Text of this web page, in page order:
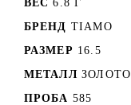
ВЕС 6.8 Г
БРЕНД TIAMO
РАЗМЕР 16.5
МЕТАЛЛ ЗОЛОТО
ПРОБА 585